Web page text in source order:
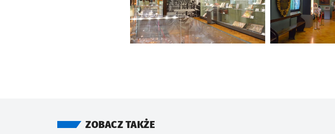
ZOBACZ TAKŻE